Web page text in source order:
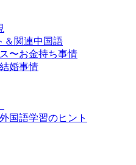
＆関連中国語
〜お金持ち事情
婚事情
国語学習のヒント